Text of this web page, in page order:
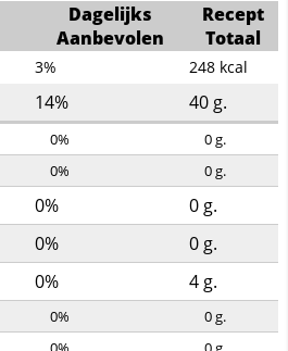
Dagelijks
Aanbevolen
Recept
Totaal
3% 248 kcal
14% 40 g.
0% 0g.
0% 0g.
0% 0 g.
0% 0 g.
0% 4 g.
0% 0g.